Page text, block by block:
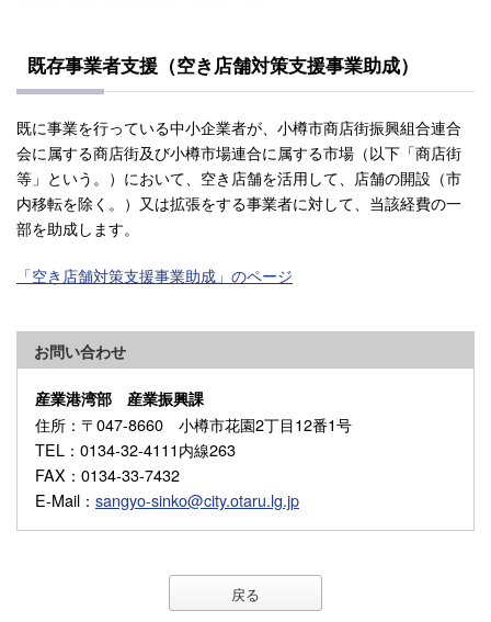
既存事業者支援（空き店舗対策支援事業助成）
既に事業を行っている中小企業者が、小樽市商店街振興組合連合
会に属する商店街及び小樽市場連合に属する市場（以下「商店街
等」という。）において、空き店舗を活用して、店舗の開設（市
内移転を除く。）又は拡張をする事業者に対して、当該経費の一
部を助成します。
「空き店舗対策支援事業助成」のページ
お問い合わせ
産業港湾部 産業振興課
住所 ：〒047-8660 小樽市花園2丁目12番1号
TEL ：0134-32-4111内線263
FAX ：0134-33-7432
E-Mail ： sangyo-sinko@city.otaru.lg.jp
戻る